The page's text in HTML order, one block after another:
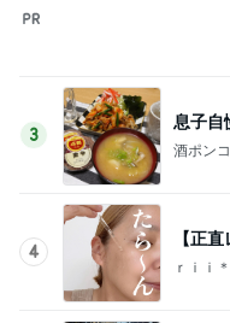
3
息子
酒ポン
4
【正
ｒｉｉ